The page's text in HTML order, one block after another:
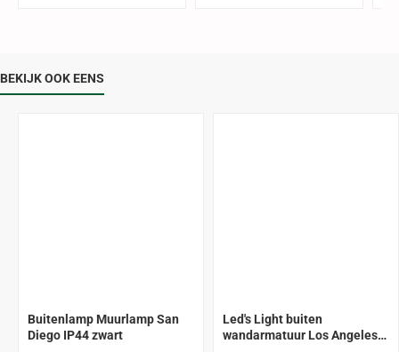
BEKIJK OOK EENS
Buitenlamp Muurlamp San
Diego IP44 zwart
Led's Light buiten
wandarmatuur Los Angeles